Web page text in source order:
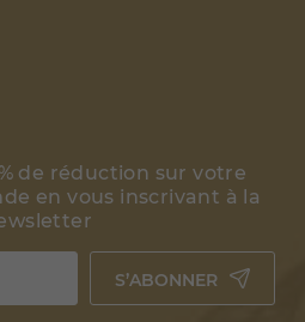
de réduction sur votre
en vous inscrivant à la
S’ABONNER